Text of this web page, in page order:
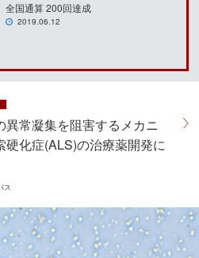
全国通算 200回達成
2019.06.12
常凝集を阻害するメカニ
化症(ALS)の治療薬開発に
ス